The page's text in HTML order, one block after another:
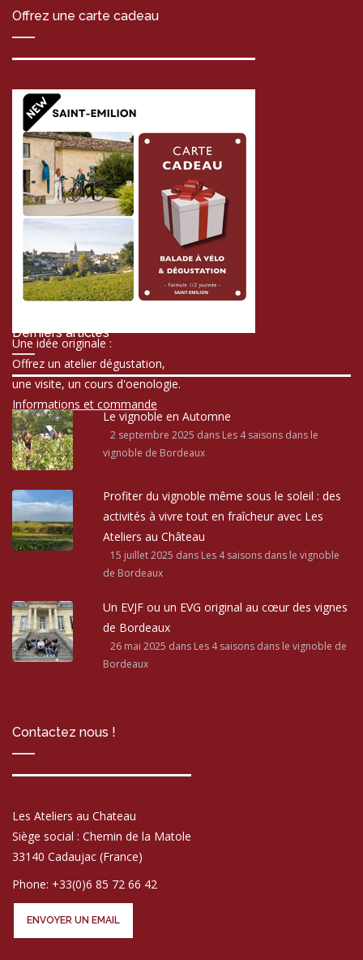
Offrez une carte cadeau
Une idée originale :
Offrez un atelier dégustation,
une visite, un cours d'oenologie.
Informations et commande
Derniers articles
Le vignoble en Automne
2 septembre 2025 dans Les 4 saisons dans le
vignoble de Bordeaux
Profiter du vignoble même sous le soleil : des
activités à vivre tout en fraîcheur avec Les
Ateliers au Château
15 juillet 2025 dans Les 4 saisons dans le vignoble
de Bordeaux
Un EVJF ou un EVG original au cœur des vignes
de Bordeaux
26 mai 2025 dans Les 4 saisons dans le vignoble de
Bordeaux
Contactez nous !
Les Ateliers au Chateau
Siège social : Chemin de la Matole
33140 Cadaujac (France)
Phone: +33(0)6 85 72 66 42
ENVOYER UN EMAIL